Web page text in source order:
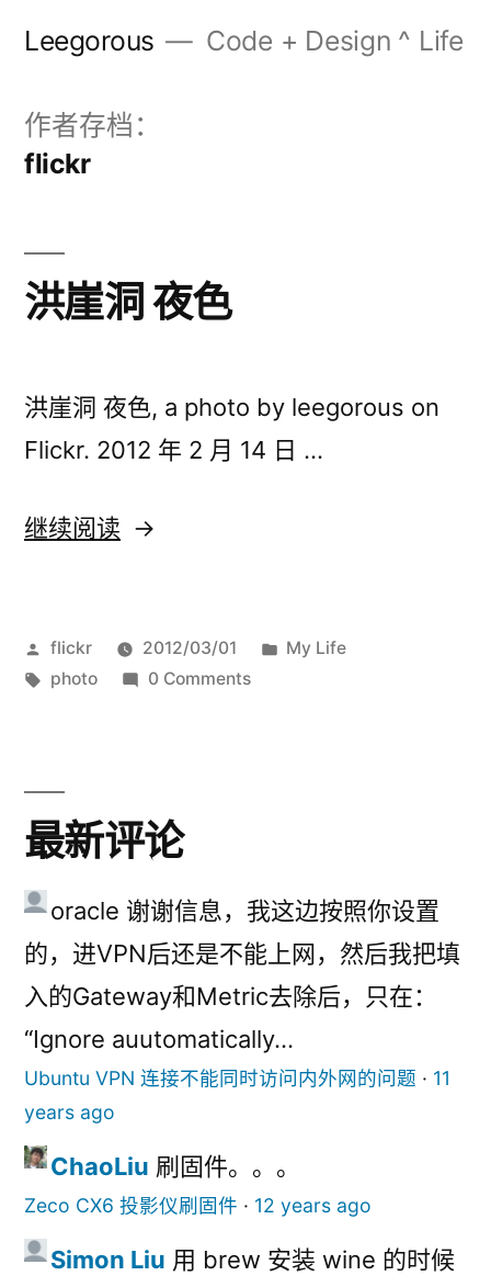
Leegorous Code + Design ^ Life
作者存档：
flickr
洪崖洞 夜色
洪崖洞 夜色, a photo by leegorous on
Flickr. 2012 年 2 月 14 日 …
继续阅读 “洪
夜
色”
发
布
flickr 2012/03/01
发
My Life
标
photo 0 Comments
最新评论
oracle 谢谢信息，我这边按照你设置
的，进VPN后还是不能上网，然后我把填
入的Gateway和Metric去除后，只在：
“Ignore auutomatically...
Ubuntu VPN 连接不能同时访问内外网的问题 · 11
years ago
ChaoLiu 刷固件。。。
Zeco CX6 投影仪刷固件 · 12 years ago
Simon Liu 用 brew 安装 wine 的时候